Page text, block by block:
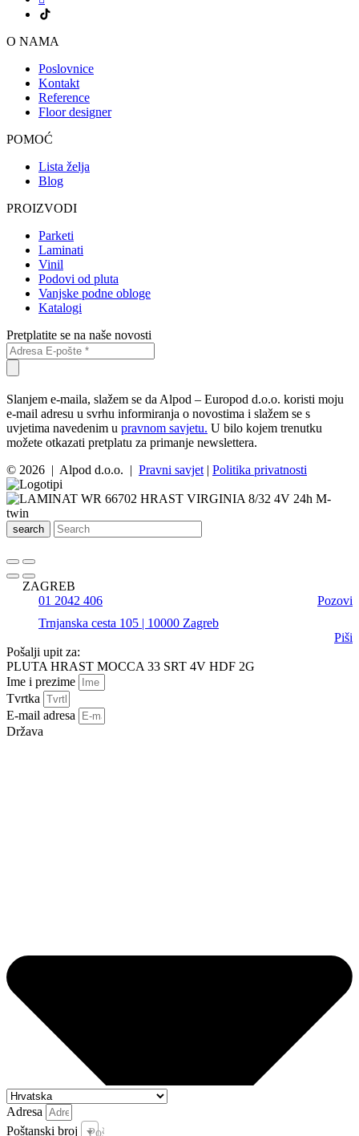
O NAMA
Poslovnice
Kontakt
Reference
Floor designer
POMOĆ
Lista želja
Blog
PROIZVODI
Parketi
Laminati
Vinil
Podovi od pluta
Vanjske podne obloge
Katalogi
Pretplatite se na naše novosti
Slanjem e-maila, slažem se da Alpod – Europod d.o.o. koristi moju
e-mail adresu u svrhu informiranja o novostima i slažem se s
uvjetima navedenim u pravnom savjetu. U bilo kojem trenutku
možete otkazati pretplatu za primanje newslettera.
© 2026 | Alpod d.o.o. | Pravni savjet | Politika privatnosti
search
ZAGREB
01 2042 406
Pozovi
Trnjanska cesta 105 | 10000 Zagreb
Piši
Pošalji upit za:
PLUTA HRAST MOCCA 33 SRT 4V HDF 2G
Ime i prezime
Tvrtka
E-mail adresa
Država
Adresa
Poštanski broj
Poštanski broj i pošta *